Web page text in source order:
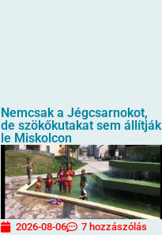
Nemcsak a Jégcsarnokot,
de szökőkutakat sem állítják
le Miskolcon
2026-08-06 7 hozzászólás